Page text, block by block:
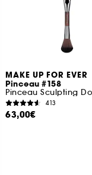
MAKE UP FOR EVER
Pinceau #158
413
63,00€